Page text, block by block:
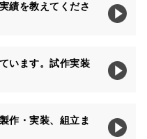
績を教えてくださ
います。試作実装
作・実装、組立ま